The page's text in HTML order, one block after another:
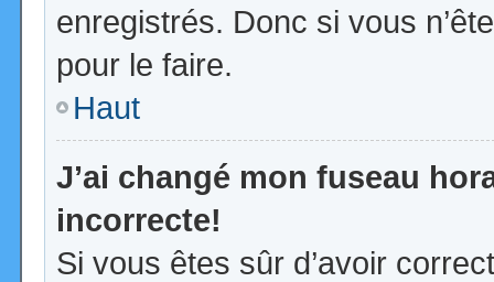
enregistrés. Donc si vous
pour le faire.
Haut
J’ai changé mon fuseau
incorrecte!
Si vous êtes sûr d’avoir